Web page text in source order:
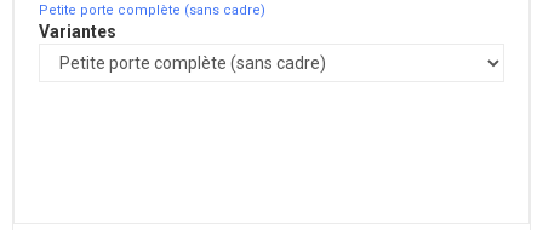
Petite porte complète (sans cadre)
Variantes